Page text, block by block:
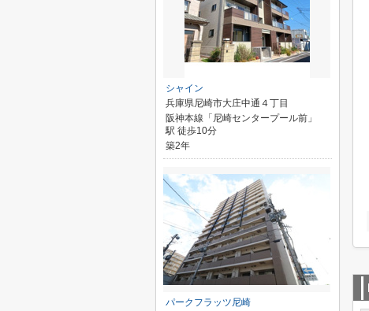
シャイン
兵庫県尼崎市大庄中通４丁目
阪神本線「尼崎センタープール前」
駅 徒歩10分
築2年
パークフラッツ尼崎